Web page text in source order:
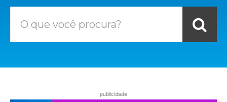
O que você procura?
publicidade